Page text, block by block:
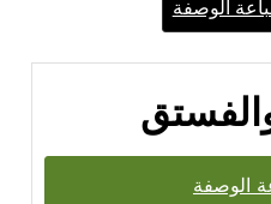
الوصفة
الوصفة